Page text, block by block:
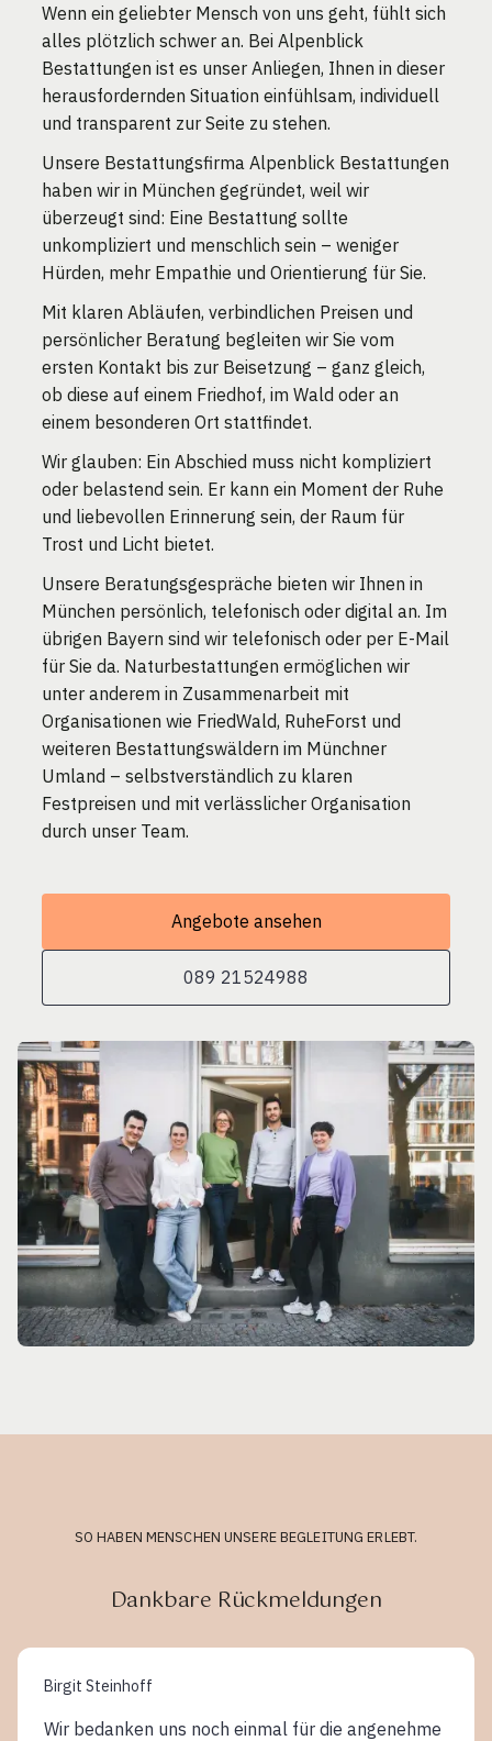
Wenn ein geliebter Mensch von uns geht, fühlt sich
alles plötzlich schwer an. Bei Alpenblick
Bestattungen ist es unser Anliegen, Ihnen in dieser
herausfordernden Situation einfühlsam, individuell
und transparent zur Seite zu stehen.
Unsere Bestattungsfirma Alpenblick Bestattungen
haben wir in München gegründet, weil wir
überzeugt sind: Eine Bestattung sollte
unkompliziert und menschlich sein – weniger
Hürden, mehr Empathie und Orientierung für Sie.
Mit klaren Abläufen, verbindlichen Preisen und
persönlicher Beratung begleiten wir Sie vom
ersten Kontakt bis zur Beisetzung – ganz gleich,
ob diese auf einem Friedhof, im Wald oder an
einem besonderen Ort stattfindet.
Wir glauben: Ein Abschied muss nicht kompliziert
oder belastend sein. Er kann ein Moment der Ruhe
und liebevollen Erinnerung sein, der Raum für
Trost und Licht bietet.
Unsere Beratungsgespräche bieten wir Ihnen in
München persönlich, telefonisch oder digital an. Im
übrigen Bayern sind wir telefonisch oder per E-Mail
für Sie da. Naturbestattungen ermöglichen wir
unter anderem in Zusammenarbeit mit
Organisationen wie FriedWald, RuheForst und
weiteren Bestattungswäldern im Münchner
Umland – selbstverständlich zu klaren
Festpreisen und mit verlässlicher Organisation
durch unser Team.
Angebote ansehen
089 21524988
SO HABEN MENSCHEN UNSERE BEGLEITUNG ERLEBT.
Dankbare Rückmeldungen
Birgit Steinhoff
Wir bedanken uns noch einmal für die angenehme